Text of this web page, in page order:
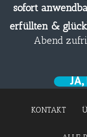
sofort
erfüllten &
Abend
KONTAKT